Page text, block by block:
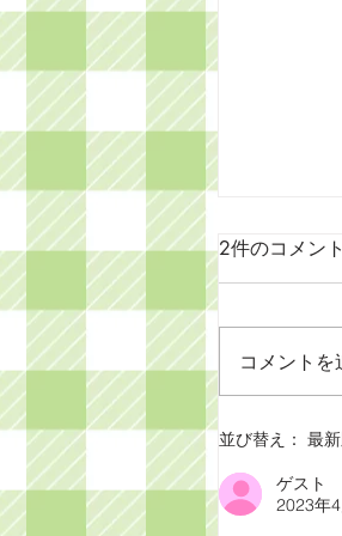
芽出る
2件のコメント
コメント
並び替え： 最
ゲスト
2023年